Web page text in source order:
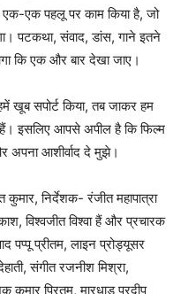
एक पहलू पर काम किया है, जो
पटकथा, संवाद, डांस, गाने इतने
कि एक और बार देखा जाए।
खूब सपोर्ट किया, तब जाकर हम
इसलिए आपसे अपील है कि फिल्म
आशीर्वाद दे मुझे।
निर्देशक- रंजीत महापात्रा
विश्वजीत विश्वा हैं और प्रचारक
प्रीतम, लाइन प्रोड्यूसर
संगीत रजनीश मिश्रा,
कुमार प्रितम, मारधाड़ प्रदीप